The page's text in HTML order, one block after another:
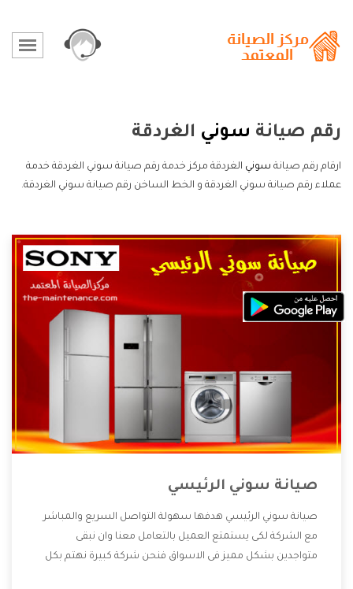
رقم صيانة سوني الغردقة
ارقام رقم صيانة سوني الغردقة مركز خدمة رقم صيانة سوني الغردقة خدمة
عملاء رقم صيانة سوني الغردقة و الخط الساخن رقم صيانة سوني الغردقة.
صيانة سوني الرئيسي
صيانة سوني الرئيسي هدفها سهولة التواصل السريع والمباشر
مع الشركة لكى يستمتع العميل بالتعامل معنا وان نبقى
متواجدين بشكل مميز فى الاسواق فنحن شركة كبيرة نهتم بكل